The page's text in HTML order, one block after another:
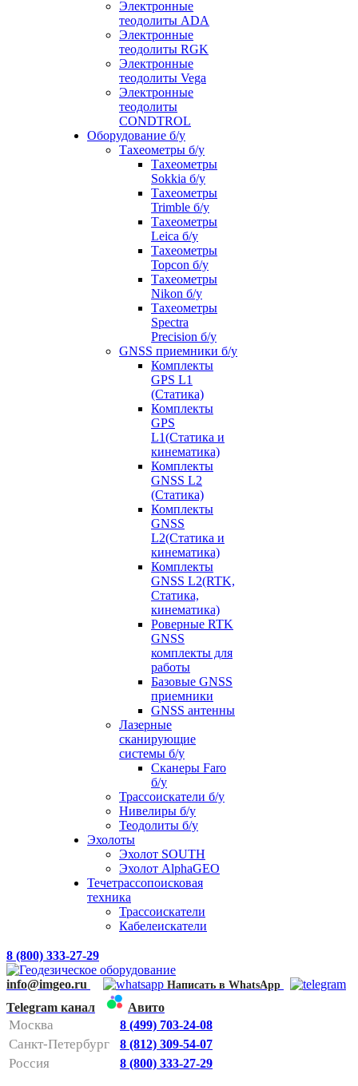
Электронные
теодолиты ADA
Электронные
теодолиты RGK
Электронные
теодолиты Vega
Электронные
теодолиты
CONDTROL
Оборудование б/у
Тахеометры б/у
Тахеометры
Sokkia б/у
Тахеометры
Trimble б/у
Тахеометры
Leica б/у
Тахеометры
Topcon б/у
Тахеометры
Nikon б/у
Тахеометры
Spectra
Precision б/у
GNSS приемники б/у
Комплекты
GPS L1
(Статика)
Комплекты
GPS
L1(Статика и
кинематика)
Комплекты
GNSS L2
(Статика)
Комплекты
GNSS
L2(Статика и
кинематика)
Комплекты
GNSS L2(RTK,
Статика,
кинематика)
Роверные RTK
GNSS
комплекты для
работы
Базовые GNSS
приемники
GNSS антенны
Лазерные
сканирующие
системы б/у
Сканеры Faro
б/у
Трассоискатели б/у
Нивелиры б/у
Теодолиты б/у
Эхолоты
Эхолот SOUTH
Эхолот AlphaGEO
Течетрассопоисковая
техника
Трассоискатели
Кабелеискатели
8 (800) 333-27-29
info@imgeo.ru Написать в WhatsApp
Telegram канал Авито
Москва 8 (499) 703-24-08
Санкт-Петербург 8 (812) 309-54-07
Россия 8 (800) 333-27-29